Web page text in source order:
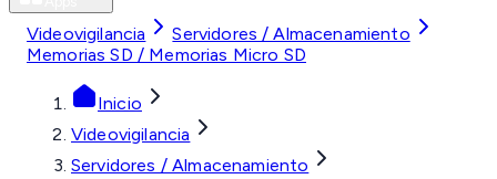
Videovigilancia
Servidores / Almacenamiento
Memorias SD / Memorias Micro SD
Inicio
Videovigilancia
Servidores / Almacenamiento